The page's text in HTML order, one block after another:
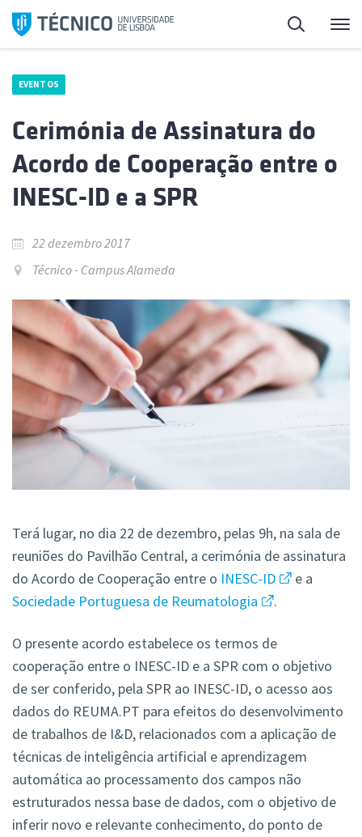
Saltar
para
Pesquisa
EVENTOS
Cerimónia de Assinatura do
Acordo de Cooperação entre o
INESC-ID e a SPR
22 dezembro 2017
Técnico - Campus Alameda
Terá lugar, no dia 22 de dezembro, pelas 9h, na sala de
reuniões do Pavilhão Central, a cerimónia de assinatura
do Acordo de Cooperação entre o INESC-ID
e a
Sociedade Portuguesa de Reumatologia
.
O presente acordo estabelece os termos de
cooperação entre o INESC-ID e a SPR com o objetivo
de ser conferido, pela SPR ao INESC-ID, o acesso aos
dados do REUMA.PT para efeitos do desenvolvimento
de trabalhos de I&D, relacionados com a aplicação de
técnicas de inteligência artificial e aprendizagem
automática ao processamento dos campos não
estruturados nessa base de dados, com o objetivo de
inferir novo e relevante conhecimento, do ponto de